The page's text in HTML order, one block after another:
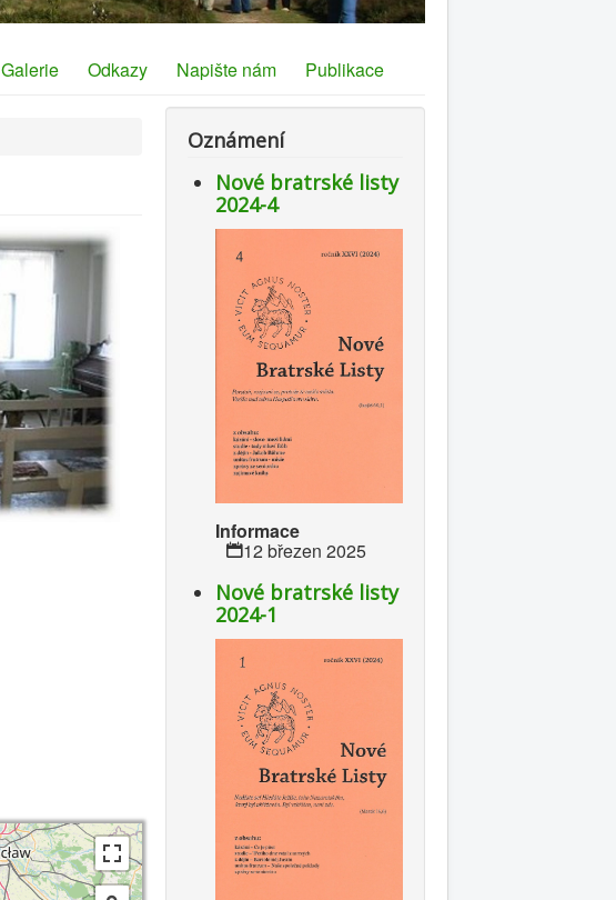
Galerie Odkazy Napište nám Publikace
Oznámení
Nové bratrské listy
2024-4
Informace
12 březen 2025
Nové bratrské listy
2024-1